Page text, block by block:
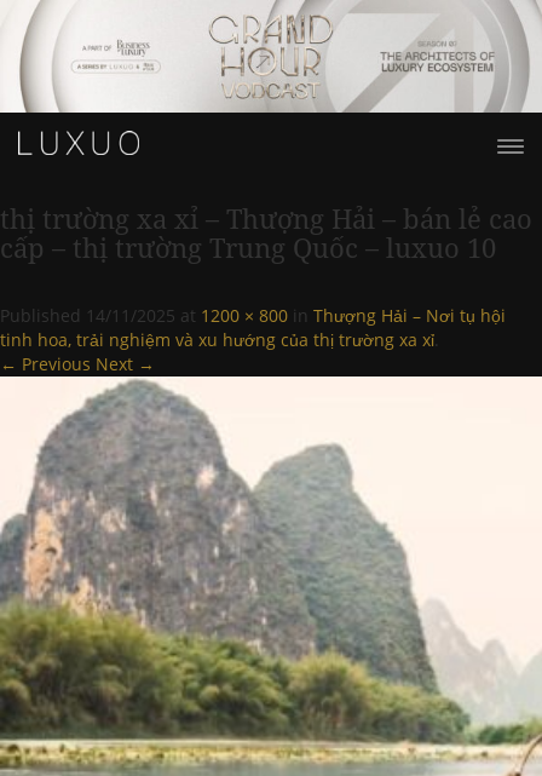
thị trường xa xỉ – Thượng Hải – bán lẻ cao
cấp – thị trường Trung Quốc – luxuo 10
Published 14/11/2025 at 1200 × 800 in Thượng Hải – Nơi tụ hội
tinh hoa, trải nghiệm và xu hướng của thị trường xa xỉ.
← Previous Next →